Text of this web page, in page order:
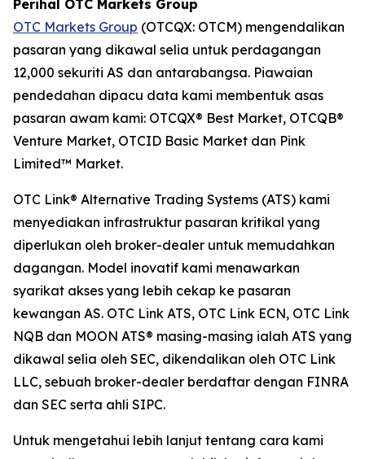
Perihal OTC Markets Group
OTC Markets Group (OTCQX: OTCM) mengendalikan
pasaran yang dikawal selia untuk perdagangan
12,000 sekuriti AS dan antarabangsa. Piawaian
pendedahan dipacu data kami membentuk asas
pasaran awam kami: OTCQX® Best Market, OTCQB®
Venture Market, OTCID Basic Market dan Pink
Limited™ Market.
OTC Link® Alternative Trading Systems (ATS) kami
menyediakan infrastruktur pasaran kritikal yang
diperlukan oleh broker-dealer untuk memudahkan
dagangan. Model inovatif kami menawarkan
syarikat akses yang lebih cekap ke pasaran
kewangan AS. OTC Link ATS, OTC Link ECN, OTC Link
NQB dan MOON ATS® masing-masing ialah ATS yang
dikawal selia oleh SEC, dikendalikan oleh OTC Link
LLC, sebuah broker-dealer berdaftar dengan FINRA
dan SEC serta ahli SIPC.
Untuk mengetahui lebih lanjut tentang cara kami